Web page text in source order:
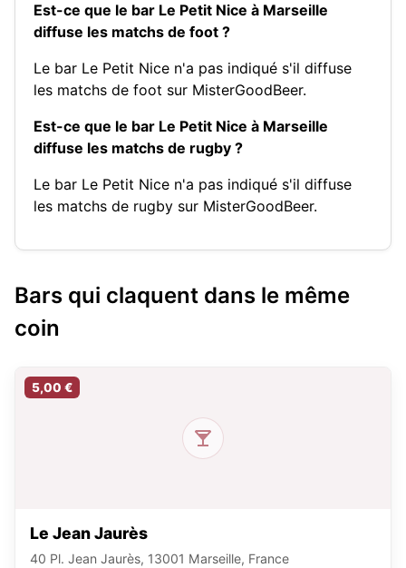
Est-ce que le bar Le Petit Nice à Marseille
diffuse les matchs de foot ?
Le bar Le Petit Nice n'a pas indiqué s'il diffuse
les matchs de foot sur MisterGoodBeer.
Est-ce que le bar Le Petit Nice à Marseille
diffuse les matchs de rugby ?
Le bar Le Petit Nice n'a pas indiqué s'il diffuse
les matchs de rugby sur MisterGoodBeer.
Bars qui claquent dans le même
coin
5,00 €
Le Jean Jaurès
40 Pl. Jean Jaurès, 13001 Marseille, France